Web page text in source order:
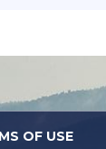
OF USE